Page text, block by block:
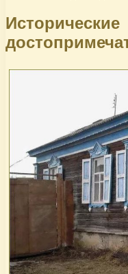
Исторические